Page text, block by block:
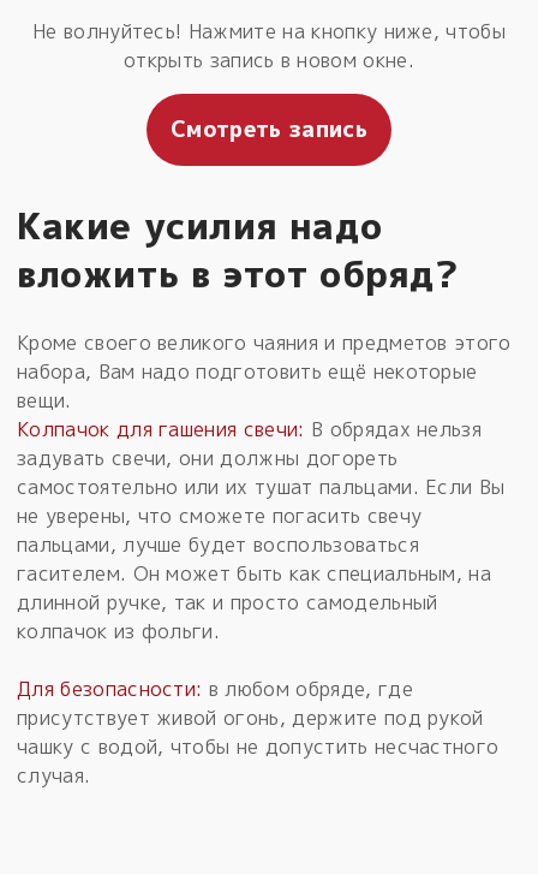
Не волнуйтесь! Нажмите на кнопку ниже, чтобы
открыть запись в новом окне.
Смотреть запись
Какие усилия надо
вложить в этот обряд?
Кроме своего великого чаяния и предметов этого
набора, Вам надо подготовить ещё некоторые
вещи.
Колпачок для гашения свечи: В обрядах нельзя
задувать свечи, они должны догореть
самостоятельно или их тушат пальцами. Если Вы
не уверены, что сможете погасить свечу
пальцами, лучше будет воспользоваться
гасителем. Он может быть как специальным, на
длинной ручке, так и просто самодельный
колпачок из фольги.
Для безопасности: в любом обряде, где
присутствует живой огонь, держите под рукой
чашку с водой, чтобы не допустить несчастного
случая.